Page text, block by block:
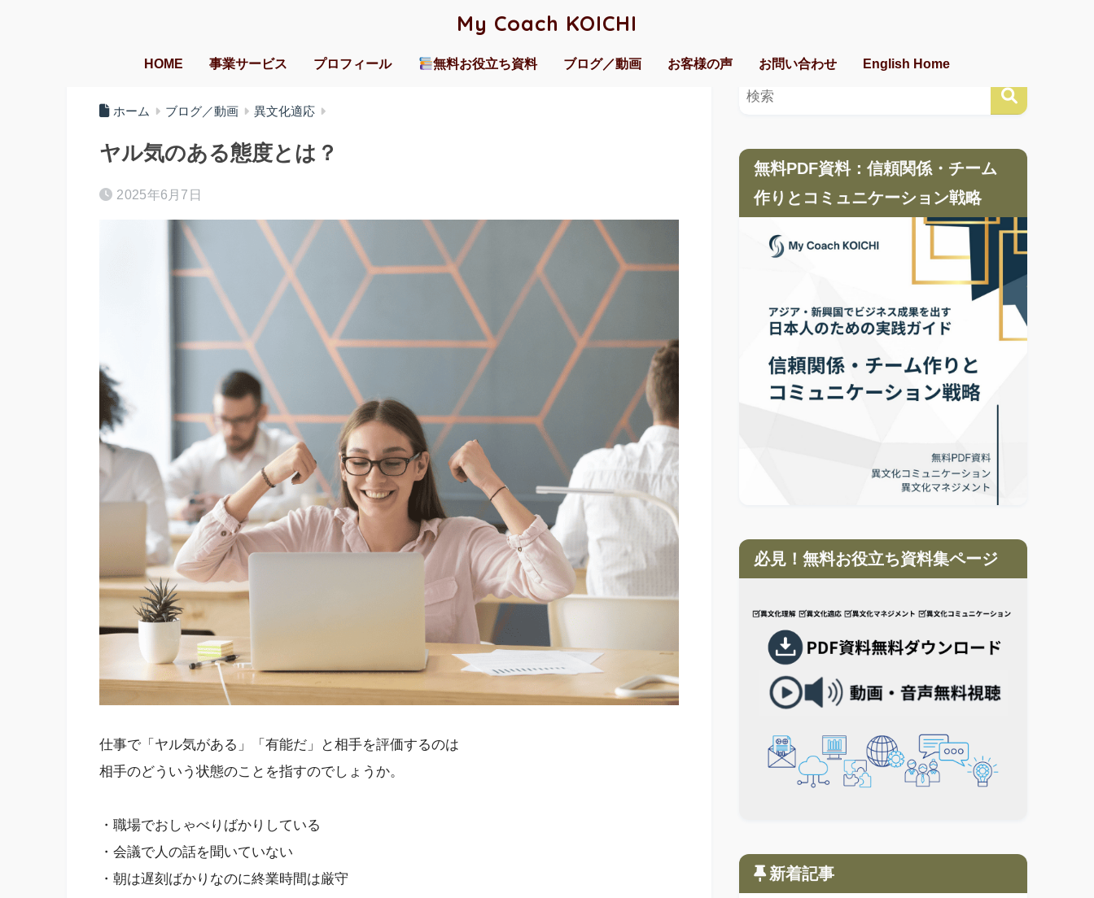
My Coach KOICHI
HOME 事業サービス プロフィール 無料お役立ち資料 ブログ／動画 お客様の声 お問い合わせ English Home
ホーム ブログ／動画 異文化適応
ヤル気のある態度とは？
2025年6月7日
仕事で「ヤル気がある」「有能だ」と相手を評価するのは
相手のどういう状態のことを指すのでしょうか。
・職場でおしゃべりばかりしている
・会議で人の話を聞いていない
・朝は遅刻ばかりなのに終業時間は厳守
無料PDF資料：信頼関係・チーム
作りとコミュニケーション戦略
必見！無料お役立ち資料集ページ
新着記事